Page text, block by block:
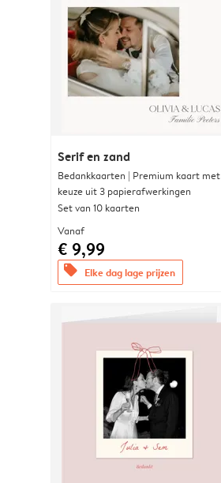
Serif en zand
Bedankkaarten | Premium kaart met
keuze uit 3 papierafwerkingen
Set van 10 kaarten
Vanaf
€ 9,99
offers Elke dag lage prijzen